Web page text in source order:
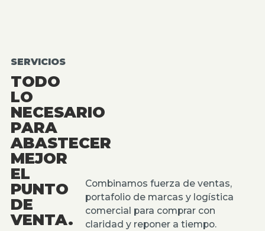
SERVICIOS
TODO
LO
NECESARIO
PARA
ABASTECER
MEJOR
EL
PUNTO
DE
VENTA.
Combinamos fuerza de ventas,
portafolio de marcas y logística
comercial para comprar con
claridad y reponer a tiempo.